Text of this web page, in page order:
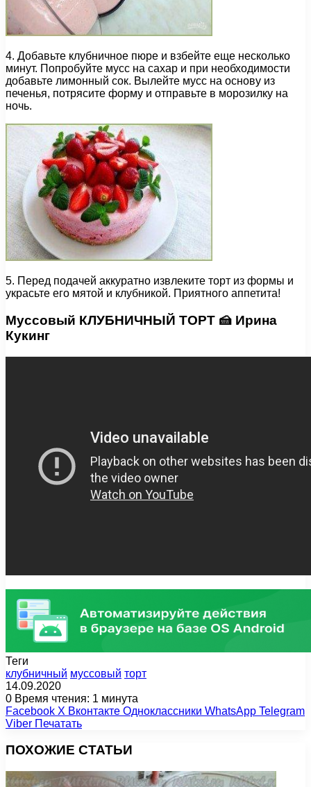
4. Добавьте клубничное пюре и взбейте еще несколько
минут. Попробуйте мусс на сахар и при необходимости
добавьте лимонный сок. Вылейте мусс на основу из
печенья, потрясите форму и отправьте в морозилку на
ночь.
5. Перед подачей аккуратно извлеките торт из формы и
украсьте его мятой и клубникой. Приятного аппетита!
Муссовый КЛУБНИЧНЫЙ ТОРТ 🍰 Ирина
Кукинг
Теги
клубничный муссовый торт
14.09.2020
0 Время чтения: 1 минута
Facebook X Вконтакте Одноклассники WhatsApp Telegram
Viber Печатать
ПОХОЖИЕ СТАТЬИ